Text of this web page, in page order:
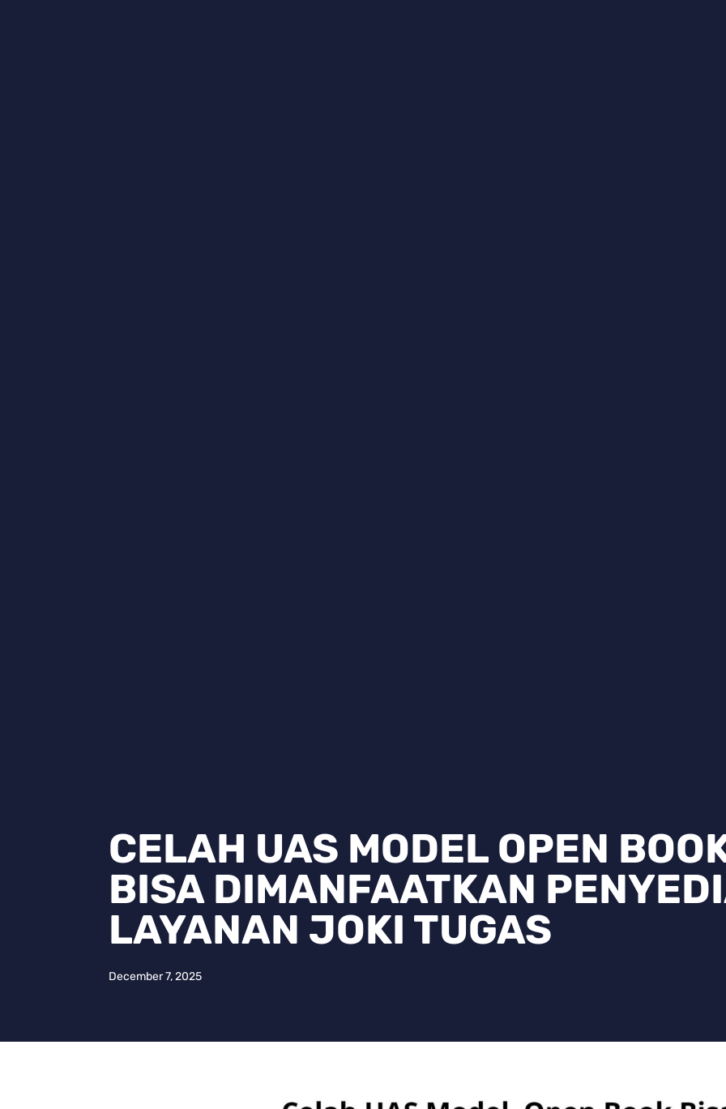
CELAH UAS MODEL OPEN
BISA DIMANFAATKAN
LAYANAN JOKI TUGAS
December 7, 2025